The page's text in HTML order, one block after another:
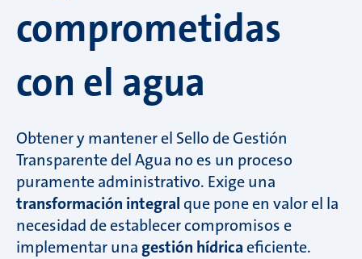
comprometidas
con el agua
Obtener y mantener el Sello de Gestión
Transparente del Agua no es un proceso
puramente administrativo. Exige una
transformación integralque pone en valor el la
necesidad de establecer compromisos e
implementar una gestión hídricaeficiente.